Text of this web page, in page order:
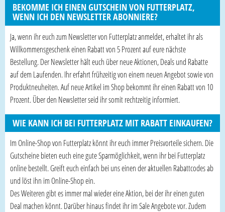
BEKOMME ICH EINEN GUTSCHEIN VON FUTTERPLATZ,
WENN ICH DEN NEWSLETTER ABONNIERE?
Ja, wenn ihr euch zum Newsletter von Futterplatz anmeldet, erhaltet ihr als
Willkommensgeschenk einen Rabatt von 5 Prozent auf eure nächste
Bestellung. Der Newsletter hält euch über neue Aktionen, Deals und Rabatte
auf dem Laufenden. Ihr erfahrt frühzeitig von einem neuen Angebot sowie von
Produktneuheiten. Auf neue Artikel im Shop bekommt ihr einen Rabatt von 10
Prozent. Über den Newsletter seid ihr somit rechtzeitig informiert.
WIE KANN ICH BEI FUTTERPLATZ MIT RABATT EINKAUFEN?
Im Online-Shop von Futterplatz könnt ihr euch immer Preisvorteile sichern. Die
Gutscheine bieten euch eine gute Sparmöglichkeit, wenn ihr bei Futterplatz
online bestellt. Greift euch einfach bei uns einen der aktuellen Rabattcodes ab
und löst ihn im Online-Shop ein.
Des Weiteren gibt es immer mal wieder eine Aktion, bei der ihr einen guten
Deal machen könnt. Darüber hinaus findet ihr im Sale Angebote vor. Zudem